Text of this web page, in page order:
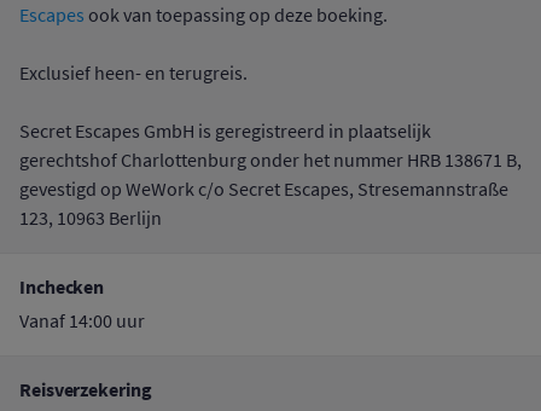
Escapes ook van toepassing op deze boeking.
Exclusief heen- en terugreis.
Secret Escapes GmbH is geregistreerd in plaatselijk
gerechtshof Charlottenburg onder het nummer HRB 138671 B,
gevestigd op WeWork c/o Secret Escapes, Stresemannstraße
123, 10963 Berlijn
Inchecken
Vanaf 14:00 uur
Reisverzekering